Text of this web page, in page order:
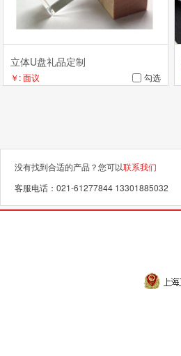
立体U盘礼品定制
￥: 面议 勾选
没有找到合适的产品？您可以联系我们
客服电话：021-61277844 13301885032